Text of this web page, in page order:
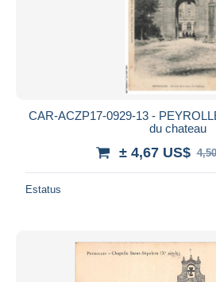
CAR-ACZP17-0929-13 -
du chateau
± 4,67 US$
Estatus